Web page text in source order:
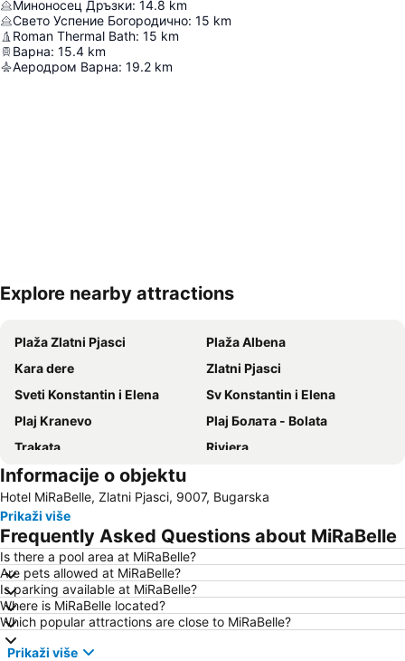
Миноносец Дръзки: 14.8 km
Свето Успение Богородично: 15 km
Roman Thermal Bath: 15 km
Варна: 15.4 km
Аеродром Варна: 19.2 km
Explore nearby attractions
Plaža Zlatni Pjasci
Plaža Albena
Kara dere
Zlatni Pjasci
Sveti Konstantin i Elena
Sv Konstantin i Elena
Plaj Kranevo
Plaj Болата - Bolata
Trakata
Riviera
Pobeda
Bulgaran
rayon Asparuhovo
Nos Kaliakra
Informacije o objektu
Hotel MiRaBelle, Zlatni Pjasci, 9007, Bugarska
Prikaži više
Frequently Asked Questions about MiRaBelle
Is there a pool area at MiRaBelle?
Are pets allowed at MiRaBelle?
Is parking available at MiRaBelle?
Where is MiRaBelle located?
Which popular attractions are close to MiRaBelle?
Prikaži više